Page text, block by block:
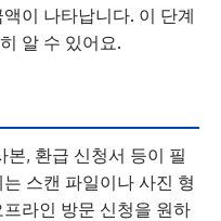
이 나타납니다. 이 단계
알 수 있어요.
, 환급 신청서 등이 필
스캔 파일이나 사진 형
라인 방문 신청을 원하